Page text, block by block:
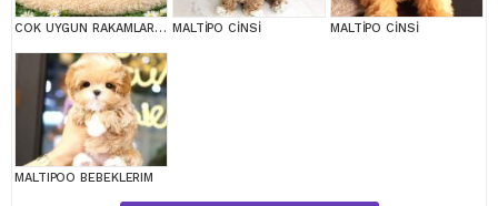
COK UYGUN RAKAMLARA GERÇEK MALTİPOO YAVRULAR MALTİPO CİNSİ MALTİPO CİNSİ
MALTIPOO BEBEKLERIM